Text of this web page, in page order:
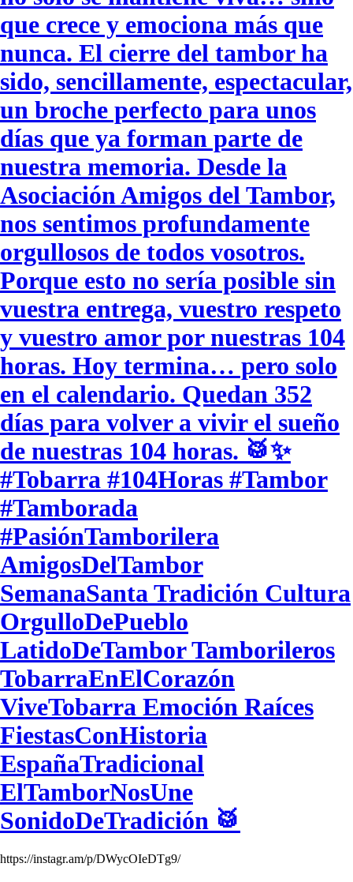
que crece y emociona más que
nunca. El cierre del tambor ha
sido, sencillamente, espectacular,
un broche perfecto para unos
días que ya forman parte de
nuestra memoria. Desde la
Asociación Amigos del Tambor,
nos sentimos profundamente
orgullosos de todos vosotros.
Porque esto no sería posible sin
vuestra entrega, vuestro respeto
y vuestro amor por nuestras 104
horas. Hoy termina… pero solo
en el calendario. Quedan 352
días para volver a vivir el sueño
de nuestras 104 horas. 🥁✨
#Tobarra #104Horas #Tambor
#Tamborada
#PasiónTamborilera
AmigosDelTambor
SemanaSanta Tradición Cultura
OrgulloDePueblo
LatidoDeTambor Tamborileros
TobarraEnElCorazón
ViveTobarra Emoción Raíces
FiestasConHistoria
EspañaTradicional
ElTamborNosUne
SonidoDeTradición 🥁
https://instagr.am/p/DWycOIeDTg9/